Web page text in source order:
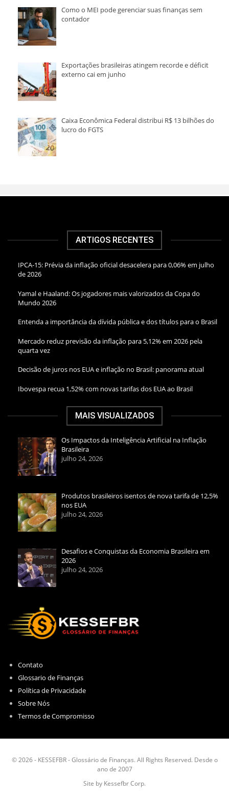
Como o MEI pode gerenciar suas finanças sem
contador
Exportações brasileiras atingem recorde e déficit
externo cai em junho
Caixa Econômica Federal distribui R$ 13 bilhões do
lucro do FGTS
ARTIGOS RECENTES
IPCA-15: Prévia da inflação oficial desacelera para 0,06% em julho
de 2026
Yamal e Haaland: Os jogadores mais valorizados da Copa do
Mundo 2026
Entenda a importância da dívida pública e dos títulos para o Brasil
Mercado reduz previsão da inflação para 5,12% em 2026 pela
quarta vez
Decisão de juros nos EUA e inflação no Brasil: panorama atual
Ibovespa recua 1,52% com novas tarifas dos EUA ao Brasil
MAIS VISUALIZADOS
Os Impactos da Inteligência Artificial na Inflação
Brasileira
julho 24, 2026
Produtos brasileiros isentos de nova tarifa de 12,5%
nos EUA
julho 24, 2026
Desafios e Conquistas da Economia Brasileira em
2026
julho 24, 2026
Contato
Glossario de Finanças
Política de Privacidade
Sobre Nós
Termos de Compromisso
© 2026 - KESSEFBR - Glossário de Finanças. All Rights Reserved. Desde o
ano de 2007
Site by Kessefbr Corp.